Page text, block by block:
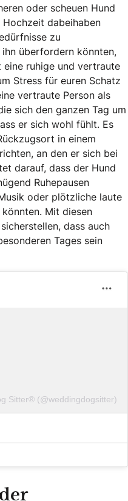
oder scheuen Hund
dabeihaben
zu
überfordern könnten,
eine ruhige und vertraute
Stress für euren Schatz
vertraute Person als
sich den ganzen Tag um
er sich wohl fühlt. Es
in einem
an den er sich bei
darauf, dass der Hund
Ruhepausen
oder plötzliche laute
Mit diesen
dass auch
Tages sein
Sitter®️ (@weddingdogsitter)